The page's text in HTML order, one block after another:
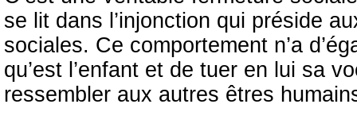
se lit dans l’injonction qui préside
sociales. Ce comportement n’a
qu’est l’enfant et de tuer en lui sa
ressembler aux autres êtres